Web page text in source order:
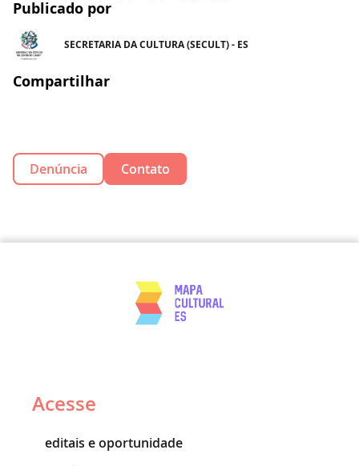
Publicado por
SECRETARIA DA CULTURA (SECULT) - ES
Compartilhar
Denúncia Contato
Acesse
editais e oportunidade